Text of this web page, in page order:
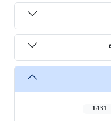
1,431